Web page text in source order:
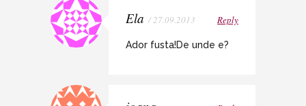
Ela / 27.09.2013 Reply
Ador fusta!De unde e?